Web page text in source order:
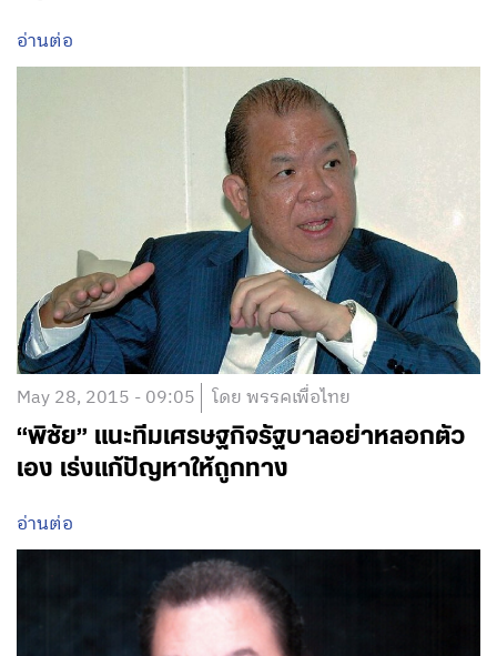
อ่านต่อ
May 28, 2015 - 09:05 โดย พรรคเพื่อไทย
“พิชัย” แนะทีมเศรษฐกิจรัฐบาลอย่าหลอกตัว
เอง เร่งแก้ปัญหาให้ถูกทาง
อ่านต่อ